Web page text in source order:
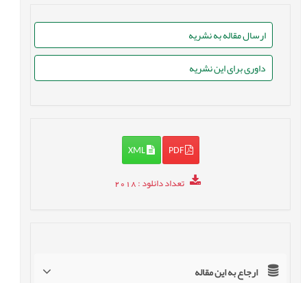
ارسال مقاله به نشریه
داوری برای این نشریه
PDF
XML
تعداد دانلود: 2018
ارجاع به این مقاله